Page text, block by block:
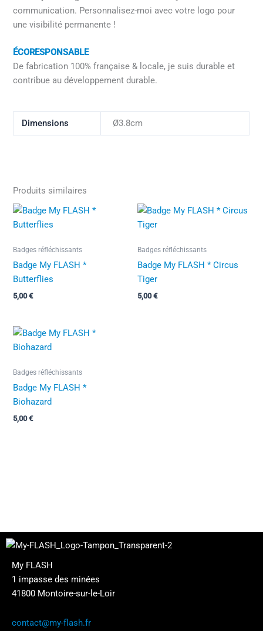
communication. Personnalisez-moi avec votre logo pour
une visibilité permanente !
ÉCORESPONSABLE
De fabrication 100% française & locale, je suis durable et
contribue au développement durable.
Dimensions Ø3.8cm
Produits similaires
Badges réfléchissants
Badge My FLASH *
Butterflies
5,00€
Badges réfléchissants
Badge My FLASH * Circus
Tiger
5,00€
Badges réfléchissants
Badge My FLASH *
Biohazard
5,00€
My FLASH
1 impasse des minées
41800 Montoire-sur-le-Loir
contact@my-flash.fr